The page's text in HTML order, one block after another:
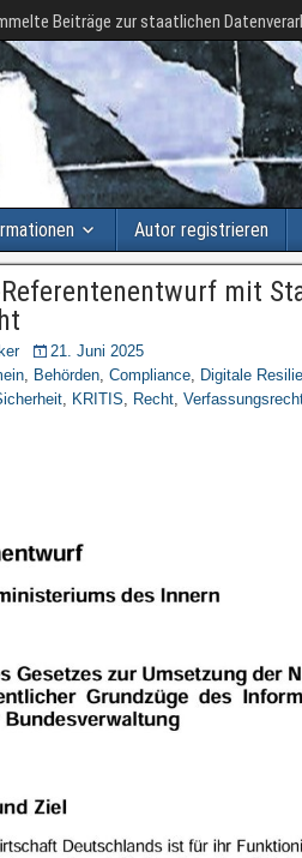
Beiträge zur staatlichen
Autor registrieren
mit
21. Juni 2025
, Behörden, Compliance, Digitale
, KRITIS, Recht,